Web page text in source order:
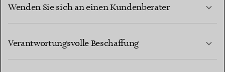
Wenden Sie sich an einen Kundenberater
Verantwortungsvolle Beschaffung